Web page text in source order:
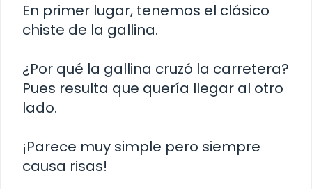
En primer lugar, tenemos el clásico
chiste de la gallina.
¿Por qué la gallina cruzó la carretera?
Pues resulta que quería llegar al otro
lado.
¡Parece muy simple pero siempre
causa risas!